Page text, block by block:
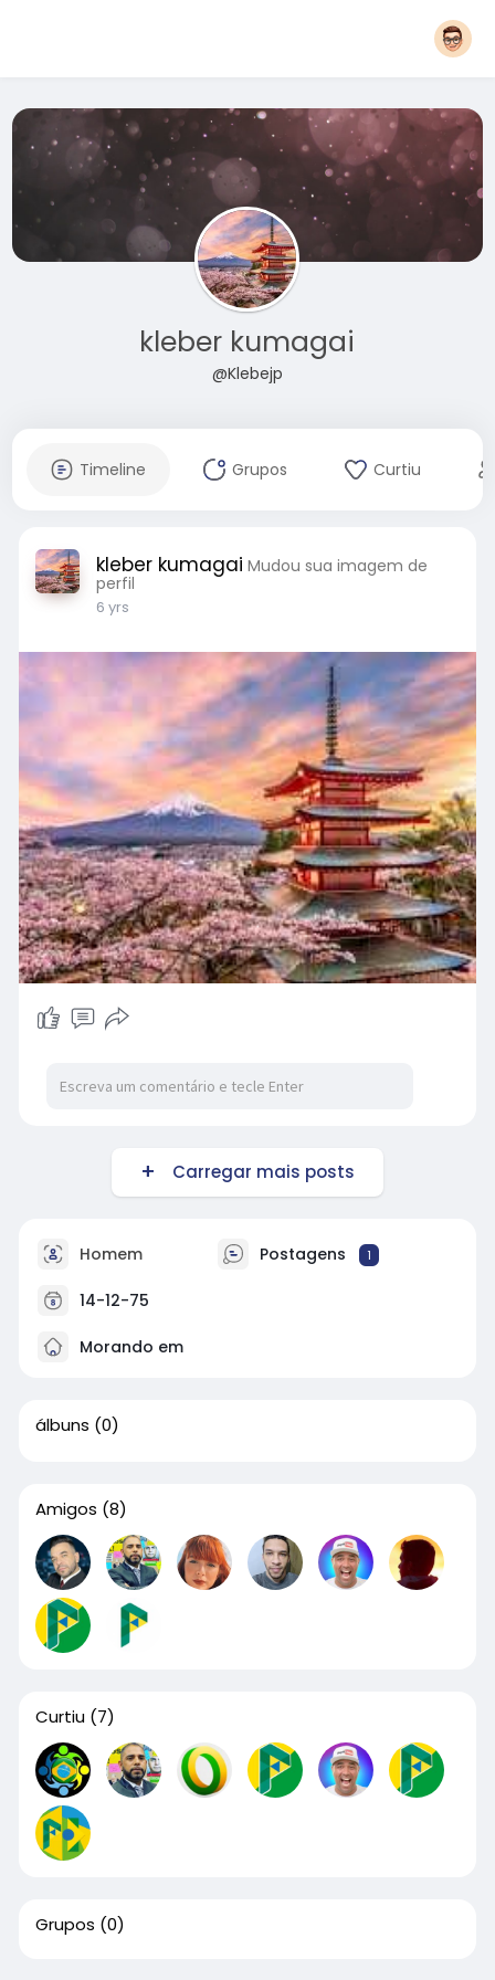
kleber kumagai
@Klebejp
Timeline Grupos Curtiu
kleber kumagai Mudou sua imagem de
perfil
6 yrs
Carregar mais posts
Homem Postagens 1
14-12-75
Morando em
álbuns (0)
Amigos (8)
Curtiu (7)
Grupos (0)